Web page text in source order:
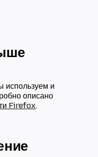
используем и
описано
Firefox.